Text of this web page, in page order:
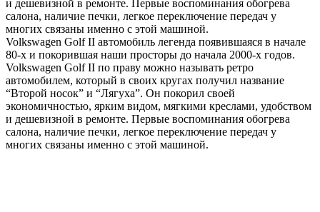
и дешевизной в ремонте. Первые воспоминания обогрева
салона, наличие печки, легкое переключение передач у
многих связаны именно с этой машиной.
Volkswagen Golf II автомобиль легенда появившаяся в начале
80-х и покорившая наши просторы до начала 2000-х годов.
Volkswagen Golf II по праву можно называть ретро
автомобилем, который в своих кругах получил название
“Второй носок” и “Лягуха”. Он покорил своей
экономичностью, ярким видом, мягкими креслами, удобством
и дешевизной в ремонте. Первые воспоминания обогрева
салона, наличие печки, легкое переключение передач у
многих связаны именно с этой машиной.